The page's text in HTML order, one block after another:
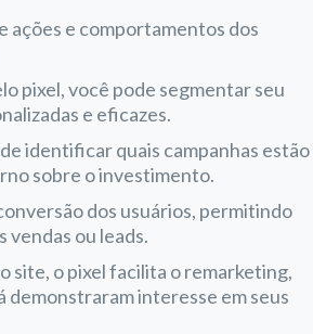
ações e comportamentos dos
pixel, você pode segmentar seu
e eficazes.
identificar quais campanhas estão
sobre o investimento.
dos usuários, permitindo
vendas ou leads.
site, o pixel facilita o remarketing,
demonstraram interesse em seus